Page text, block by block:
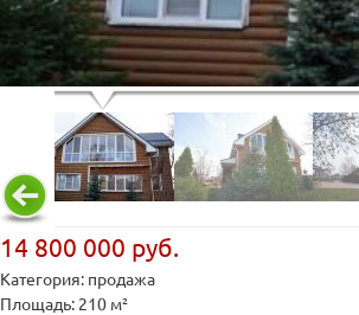
14 800 000 руб.
Категория: продажа
Площадь: 210 м²